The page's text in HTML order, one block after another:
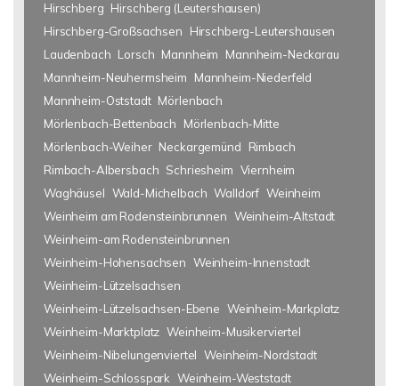
Hirschberg Hirschberg (Leutershausen)
Hirschberg-Großsachsen
Hirschberg-Leutershausen
Laudenbach Lorsch Mannheim
Mannheim-Neckarau
Mannheim-Neuhermsheim
Mannheim-Niederfeld
Mannheim-Oststadt Mörlenbach
Mörlenbach-Bettenbach
Mörlenbach-Mitte
Mörlenbach-Weiher Neckargemünd
Rimbach
Rimbach-Albersbach Schriesheim Viernheim
Waghäusel Wald-Michelbach Walldorf Weinheim
Weinheim am Rodensteinbrunnen Weinheim-Altstadt
Weinheim-am Rodensteinbrunnen
Weinheim-Hohensachsen Weinheim-Innenstadt
Weinheim-Lützelsachsen
Weinheim-Lützelsachsen-Ebene Weinheim-Markplatz
Weinheim-Marktplatz Weinheim-Musikerviertel
Weinheim-Nibelungenviertel Weinheim-Nordstadt
Weinheim-Schlosspark Weinheim-Weststadt